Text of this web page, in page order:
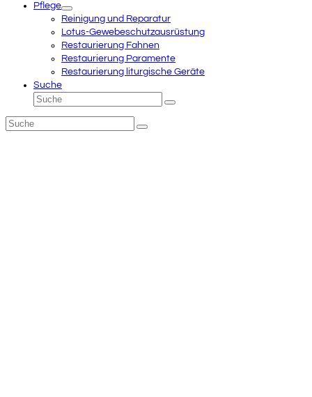
Pflege
Reinigung und Reparatur
Lotus-Gewebeschutzausrüstung
Restaurierung Fahnen
Restaurierung Paramente
Restaurierung liturgische Geräte
Suche
Suche
Senden
Suche
Senden